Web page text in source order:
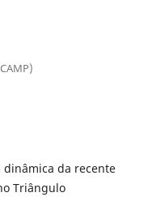
da recente
Triângulo